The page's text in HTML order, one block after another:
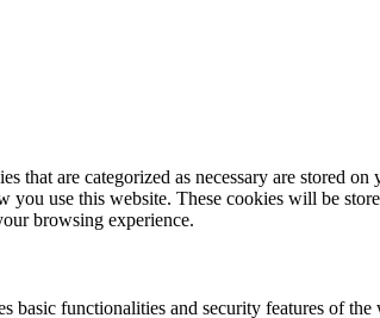
are categorized as necessary are stored on
you use this website. These cookies will be
browsing experience.
basic functionalities and security features of